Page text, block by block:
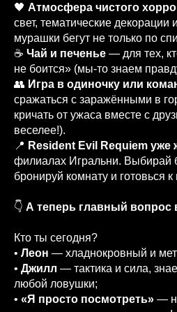
🖤 Атмосфера чистого
свет, тематические декорации
мурашки бегут не только по
☕️ Чай и печенье — для тех,
не боится» (мы‑то знаем
👥 Игра в одиночку или
сражаться с заражёнными в
кричать от ужаса вместе с
веселее!).
📍 Resident Evil Requiem уже
филиалах Игральни. Выбирай
бронируй комнату и готовься
👇 А теперь главный вопрос
Кто ты сегодня?
• Леон — хладнокровный и
• Джилл — тактика и сила,
любой ловушки;
• «Я просто посмотреть» —